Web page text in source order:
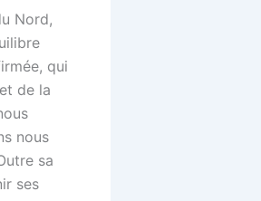
Nord,
qui
de la
nous
sa
ses